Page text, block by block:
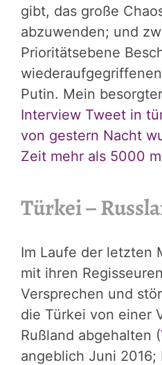
gibt, das große
abzuwenden; und
Prioritätsebene
Putin. Mein besorgter
Interview Tweet in
von gestern Nacht
Zeit mehr als 5000
Türkei –
Im Laufe der letzten
mit ihren
Versprechen und
die Türkei von einer
Rußland abgehalten (
angeblich Juni 2016;